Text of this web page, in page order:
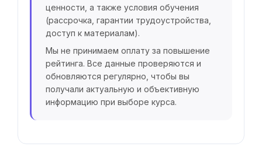
ценности, а также условия обучения
(рассрочка, гарантии трудоустройства,
доступ к материалам).
Мы не принимаем оплату за повышение
рейтинга. Все данные проверяются и
обновляются регулярно, чтобы вы
получали актуальную и объективную
информацию при выборе курса.